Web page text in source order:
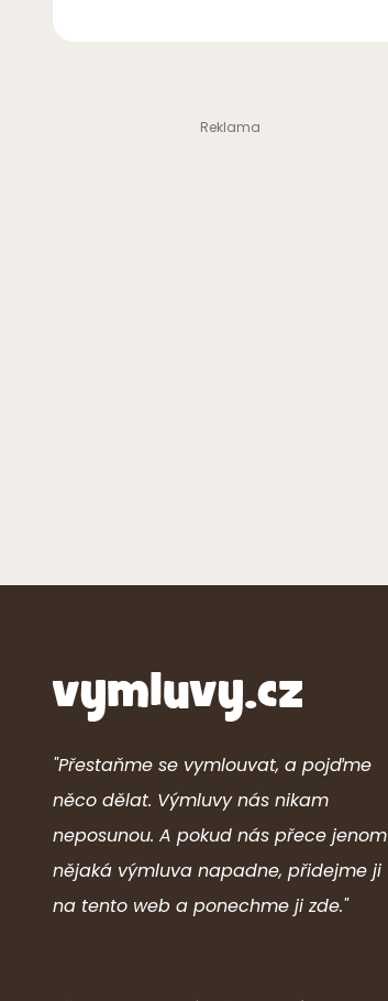
"Přestaňme se vymlouvat, a pojďme
něco dělat. Výmluvy nás nikam
neposunou. A pokud nás přece jenom
nějaká výmluva napadne, přidejme ji
na tento web a ponechme ji zde."